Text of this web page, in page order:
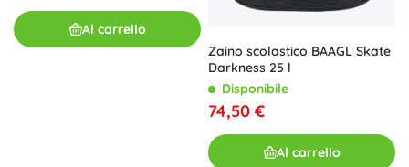
Al carrello
Zaino scolastico BAAGL Skate
Darkness 25 l
Disponibile
74,50 €
Al carrello